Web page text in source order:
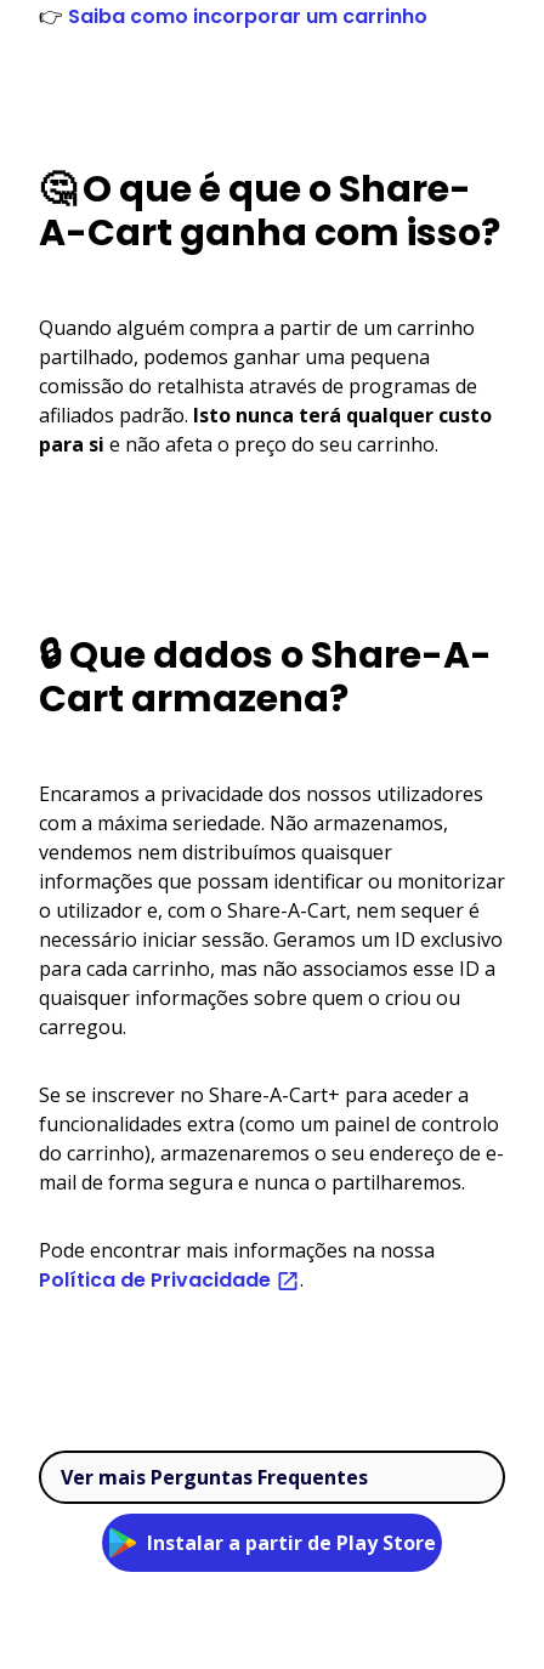
👉 Saiba como incorporar um carrinho
🤔 O que é que o Share-
A-Cart ganha com isso?
Quando alguém compra a partir de um carrinho
partilhado, podemos ganhar uma pequena
comissão do retalhista através de programas de
afiliados padrão. Isto nunca terá qualquer custo
para si e não afeta o preço do seu carrinho.
🔒 Que dados o Share-A-
Cart armazena?
Encaramos a privacidade dos nossos utilizadores
com a máxima seriedade. Não armazenamos,
vendemos nem distribuímos quaisquer
informações que possam identificar ou monitorizar
o utilizador e, com o Share-A-Cart, nem sequer é
necessário iniciar sessão. Geramos um ID exclusivo
para cada carrinho, mas não associamos esse ID a
quaisquer informações sobre quem o criou ou
carregou.
Se se inscrever no Share-A-Cart+ para aceder a
funcionalidades extra (como um painel de controlo
do carrinho), armazenaremos o seu endereço de e-
mail de forma segura e nunca o partilharemos.
Pode encontrar mais informações na nossa
Política de Privacidade .
Ver mais Perguntas Frequentes
Instalar a partir de Play Store